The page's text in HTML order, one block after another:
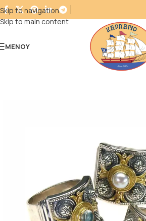
Skip to navigation
Skip to main content
ΜΕΝΟΎ